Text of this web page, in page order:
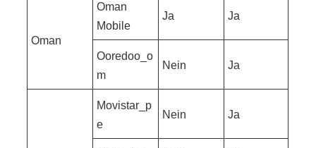
Oman
Oman
Mobile
Ja Ja
Ooredoo_o
m
Nein Ja
Movistar_p
e
Nein Ja